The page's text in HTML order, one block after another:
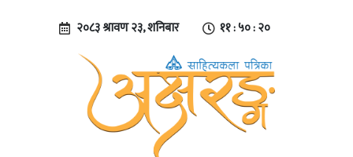
२०८३ श्रावण २३, शनिबार ११ : ५० : २०